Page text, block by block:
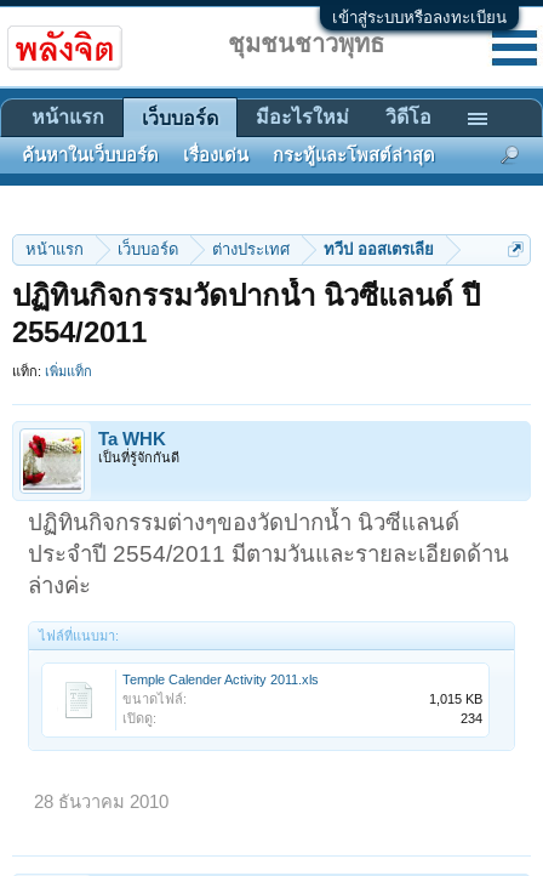
เข้าสู่ระบบหรือลงทะเบียน
หน้าแรก เว็บบอร์ด ต่างประเทศ ทวีป ออสเตรเลีย
ปฏิทินกิจกรรมวัดปากน้ำ นิวซีแลนด์ ปี
2554/2011
แท็ก: เพิ่มแท็ก
Ta WHK
เป็นที่รู้จักกันดี
ปฏิทินกิจกรรมต่างๆของวัดปากน้ำ นิวซีแลนด์
ประจำปี 2554/2011 มีตามวันและรายละเอียดด้าน
ล่างค่ะ
ไฟล์ที่แนบมา:
Temple Calender Activity 2011.xls
ขนาดไฟล์:
1,015 KB
เปิดดู:
234
28 ธันวาคม 2010
ชุมชนชาวพุทธ
หน้าแรก เว็บบอร์ด
ค้นหาในเว็บบอร์ด เรื่องเด่น กระทู้และโพสต์ล่าสุด
มีอะไรใหม่ วิดีโอ